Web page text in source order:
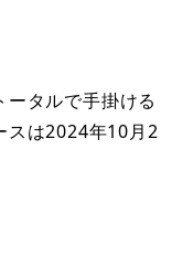
タルで手掛ける
スは2024年10月2